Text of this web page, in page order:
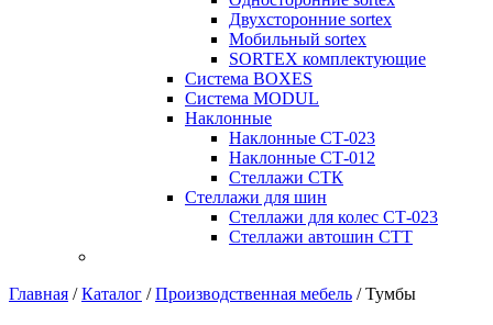
Двухсторонние sortex
Мобильный sortex
SORTEX комплектующие
Система BOXES
Система MODUL
Наклонные
Наклонные СТ-023
Наклонные СТ-012
Стеллажи СТК
Стеллажи для шин
Стеллажи для колес СТ-023
Стеллажи автошин СТТ
Главная /Каталог /Производственная мебель /Тумбы